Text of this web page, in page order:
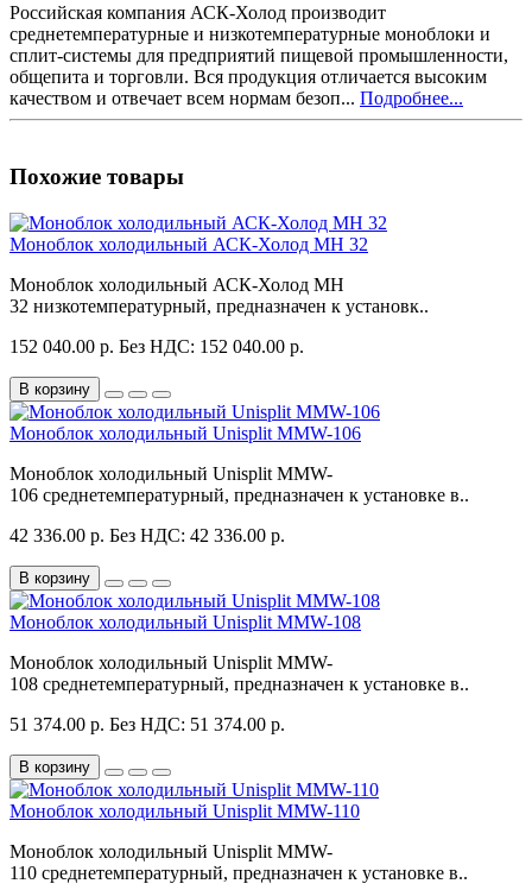
Российская компания АСК-Холод производит
среднетемпературные и низкотемпературные моноблоки и
сплит-системы для предприятий пищевой промышленности,
общепита и торговли. Вся продукция отличается высоким
качеством и отвечает всем нормам безоп... Подробнее...
Похожие товары
Моноблок холодильный АСК-Холод MH 32
Моноблок холодильный АСК-Холод MH
32 низкотемпературный, предназначен к установк..
152 040.00 р. Без НДС: 152 040.00 р.
В корзину
Моноблок холодильный Unisplit MMW-106
Моноблок холодильный Unisplit MMW-
106 среднетемпературный, предназначен к установке в..
42 336.00 р. Без НДС: 42 336.00 р.
В корзину
Моноблок холодильный Unisplit MMW-108
Моноблок холодильный Unisplit MMW-
108 среднетемпературный, предназначен к установке в..
51 374.00 р. Без НДС: 51 374.00 р.
В корзину
Моноблок холодильный Unisplit MMW-110
Моноблок холодильный Unisplit MMW-
110 среднетемпературный, предназначен к установке в..